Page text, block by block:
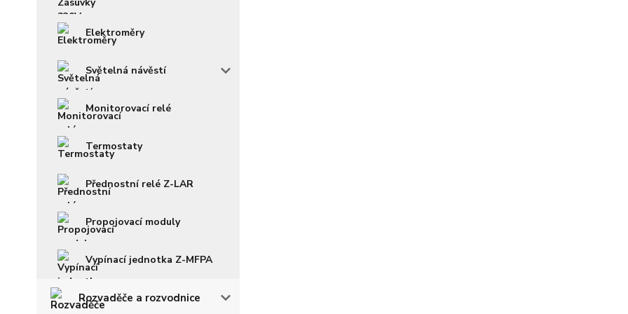
Elektroměry
Světelná návěstí
Monitorovací relé
Termostaty
Přednostní relé Z-LAR
Propojovací moduly
Vypínací jednotka Z-MFPA
Rozvaděče a rozvodnice